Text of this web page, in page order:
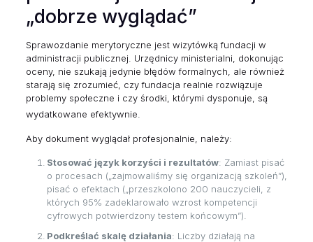
„dobrze wyglądać”
Sprawozdanie merytoryczne jest wizytówką fundacji w
administracji publicznej. Urzędnicy ministerialni, dokonując
oceny, nie szukają jedynie błędów formalnych, ale również
starają się zrozumieć, czy fundacja realnie rozwiązuje
problemy społeczne i czy środki, którymi dysponuje, są
wydatkowane efektywnie.
Aby dokument wyglądał profesjonalnie, należy:
Stosować język korzyści i rezultatów: Zamiast pisać
o procesach („zajmowaliśmy się organizacją szkoleń”),
pisać o efektach („przeszkolono 200 nauczycieli, z
których 95% zadeklarowało wzrost kompetencji
cyfrowych potwierdzony testem końcowym”).
Podkreślać skalę działania: Liczby działają na